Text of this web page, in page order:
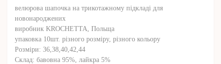
велюрова шапочка на трикотажному підкладі для
новонароджених
виробник KROCHETTA, Польща
упаковка 10шт. різного розміру, різного кольору
Розміри: 36,38,40,42,44
Склад: бавовна 95%, лайкра 5%